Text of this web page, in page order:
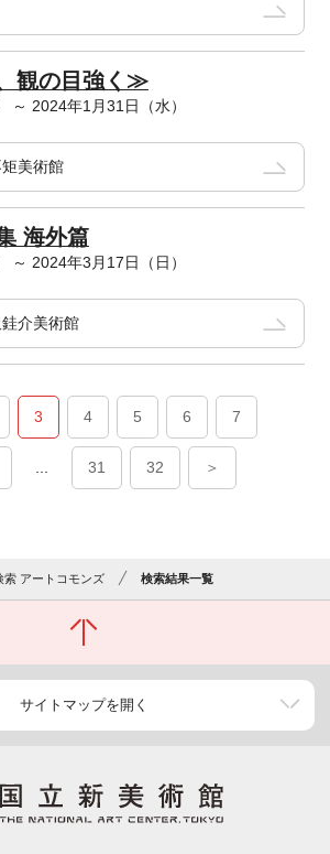
観の目強く≫
～ 2024年1月31日（水）
美術館
海外篇
～ 2024年3月17日（日）
介美術館
3 4 5 6 7
31 32 ＞
索 アートコモンズ 検索結果一覧
サイトマップを開く